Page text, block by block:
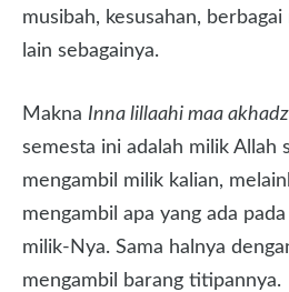
musibah, kesusahan,
lain sebagainya.
Makna Inna lillaahi maa akhadz
semesta ini adalah milik Allah
mengambil milik kalian,
mengambil apa yang ada
milik-Nya. Sama halnya
mengambil barang titipannya.